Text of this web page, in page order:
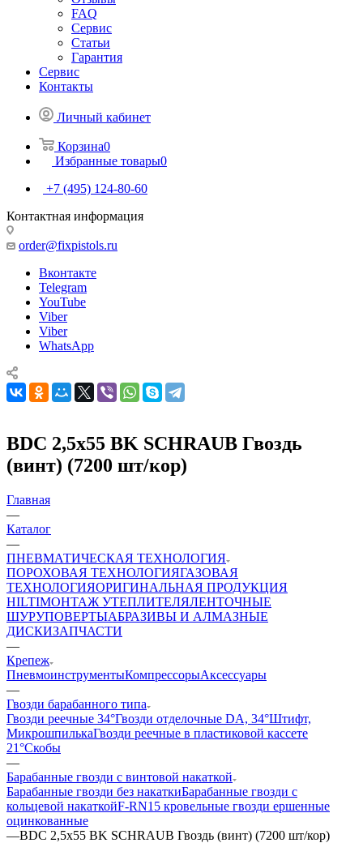
FAQ
Сервис
Статьи
Гарантия
Сервис
Контакты
Личный кабинет
Корзина0
Избранные товары0
+7 (495) 124-80-60
Контактная информация
order@fixpistols.ru
Вконтакте
Telegram
YouTube
Viber
Viber
WhatsApp
BDC 2,5x55 BK SCHRAUB Гвоздь
(винт) (7200 шт/кор)
Главная
—
Каталог
—
ПНЕВМАТИЧЕСКАЯ ТЕХНОЛОГИЯ
ПОРОХОВАЯ ТЕХНОЛОГИЯГАЗОВАЯ
ТЕХНОЛОГИЯОРИГИНАЛЬНАЯ ПРОДУКЦИЯ
HILTIМОНТАЖ УТЕПЛИТЕЛЯЛЕНТОЧНЫЕ
ШУРУПОВЕРТЫАБРАЗИВЫ И АЛМАЗНЫЕ
ДИСКИЗАПЧАСТИ
—
Крепеж
ПневмоинструментыКомпрессорыАксессуары
—
Гвозди барабанного типа
Гвозди реечные 34°Гвозди отделочные DA, 34°Штифт,
МикрошпилькаГвозди реечные в пластиковой кассете
21°Скобы
—
Барабанные гвозди с винтовой накаткой
Барабанные гвозди без накаткиБарабанные гвозди с
кольцевой накаткойF-RN15 кровельные гвозди ершенные
оцинкованные
—BDC 2,5x55 BK SCHRAUB Гвоздь (винт) (7200 шт/кор)